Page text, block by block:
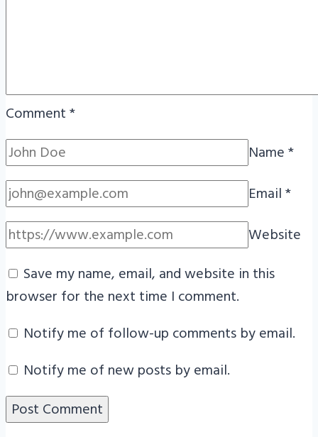
Comment*
Name*
Email*
Website
Save my name, email, and website in this
browser for the next time I comment.
Notify me of follow-up comments by email.
Notify me of new posts by email.